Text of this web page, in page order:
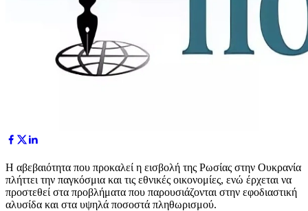
Η αβεβαιότητα που προκαλεί η εισβολή της Ρωσίας στην Ουκρανία
πλήττει την παγκόσμια και τις εθνικές οικονομίες, ενώ έρχεται να
προστεθεί στα προβλήματα που παρουσιάζονται στην εφοδιαστική
αλυσίδα και στα υψηλά ποσοστά πληθωρισμού.